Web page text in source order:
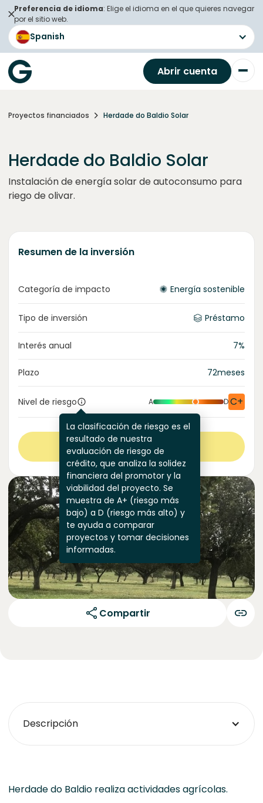
Preferencia de idioma: Elige el idioma en el que quieres navegar
por el sitio web.
Spanish
Abrir cuenta
Proyectos financiados Herdade do Baldio Solar
Herdade do Baldio Solar
Instalación de energía solar de autoconsumo para
riego de olivar.
Resumen de la inversión
Categoría de impacto Energía sostenible
Tipo de inversión Préstamo
Interés anual 7%
Plazo 72meses
Nivel de riesgo
La clasificación de riesgo es el
resultado de nuestra
evaluación de riesgo de
crédito, que analiza la solidez
financiera del promotor y la
viabilidad del proyecto. Se
muestra de A+ (riesgo más
bajo) a D (riesgo más alto) y
te ayuda a comparar
proyectos y tomar decisiones
informadas.
A DC+
Ver más
Compartir
Descripción
Herdade do Baldio realiza actividades agrícolas.